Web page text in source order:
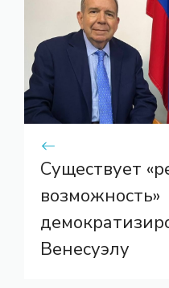
Существует
возможность»
Венесуэлу